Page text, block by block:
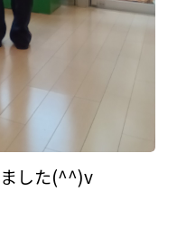
した(^^)v